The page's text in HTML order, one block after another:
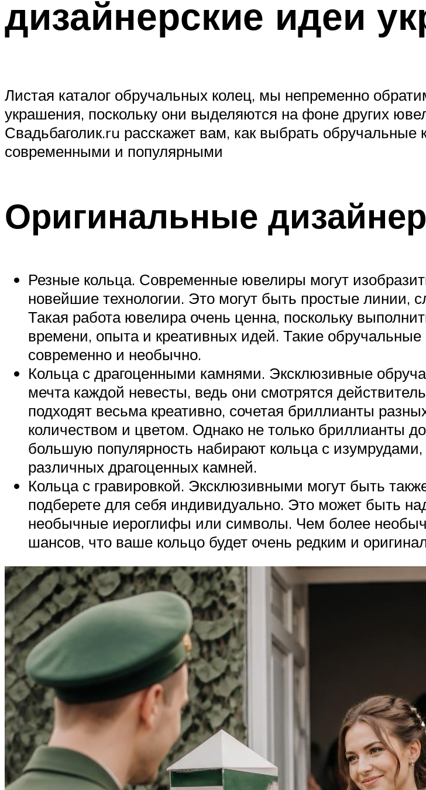
дизайнерские идеи
Листая каталог обручальных колец, мы непременно
украшения, поскольку они выделяются на фоне других
Свадьбаголик.ru расскажет вам, как выбрать
современными и популярными
Оригинальные
Резные кольца. Современные ювелиры могут
новейшие технологии. Это могут быть простые линии,
Такая работа ювелира очень ценна, поскольку
времени, опыта и креативных идей. Такие
современно и необычно.
Кольца с драгоценными камнями. Эксклюзивные
мечта каждой невесты, ведь они смотрятся
подходят весьма креативно, сочетая бриллианты
количеством и цветом. Однако не только бриллианты
большую популярность набирают кольца с
различных драгоценных камней.
Кольца с гравировкой. Эксклюзивными могут быть
подберете для себя индивидуально. Это может быть
необычные иероглифы или символы. Чем более
шансов, что ваше кольцо будет очень редким и